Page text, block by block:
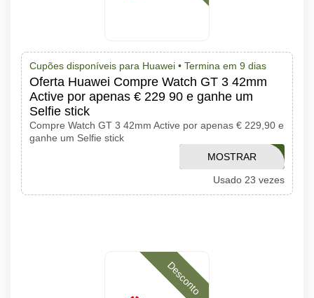
Cupões disponíveis para Huawei • Termina em 9 dias
Oferta Huawei Compre Watch GT 3 42mm
Active por apenas € 229 90 e ganhe um
Selfie stick
Compre Watch GT 3 42mm Active por apenas € 229,90 e
ganhe um Selfie stick
APTHUAWEI0222
MOSTRAR
CÓDIGO
Usado 23 vezes
Desconto